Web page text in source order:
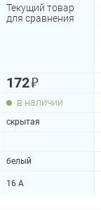
Текущий товар
для сравнения
172₽
в наличии
скрытая
белый
16 А